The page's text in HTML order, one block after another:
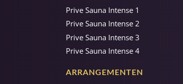
Prive Sauna Intense 1
Prive Sauna Intense 2
Prive Sauna Intense 3
Prive Sauna Intense 4
ARRANGEMENTEN